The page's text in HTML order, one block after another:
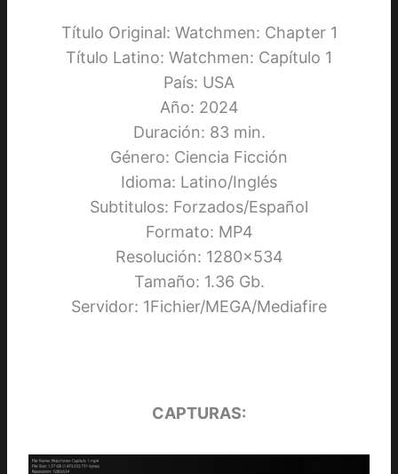
Título Original: Watchmen: Chapter 1
Título Latino: Watchmen: Capítulo 1
País: USA
Año: 2024
Duración: 83 min.
Género: Ciencia Ficción
Idioma: Latino/Inglés
Subtitulos: Forzados/Español
Formato: MP4
Resolución: 1280×534
Tamaño: 1.36 Gb.
Servidor: 1Fichier/MEGA/Mediafire
CAPTURAS: